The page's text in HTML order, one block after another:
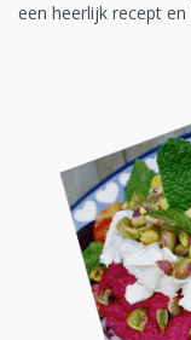
een heerlijk recept en